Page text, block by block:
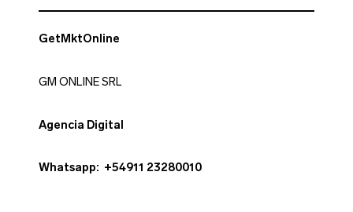
GetMktOnline
GM ONLINE SRL
Agencia Digital
Whatsapp: +54911 23280010